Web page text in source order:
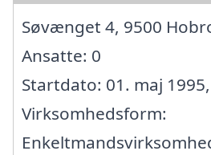
Søvænget 4, 9500
Ansatte: 0
Startdato: 01. maj 1995,
Virksomhedsform: